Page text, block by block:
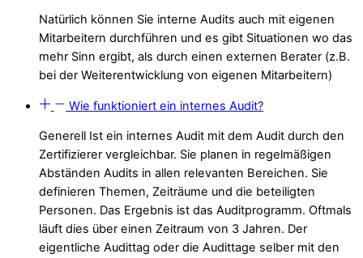
Natürlich können Sie interne Audits auch mit eigenen
Mitarbeitern durchführen und es gibt Situationen wo das
mehr Sinn ergibt, als durch einen externen Berater (z.B.
bei der Weiterentwicklung von eigenen Mitarbeitern)
Wie funktioniert ein internes Audit?
Generell Ist ein internes Audit mit dem Audit durch den
Zertifizierer vergleichbar. Sie planen in regelmäßigen
Abständen Audits in allen relevanten Bereichen. Sie
definieren Themen, Zeiträume und die beteiligten
Personen. Das Ergebnis ist das Auditprogramm. Oftmals
läuft dies über einen Zeitraum von 3 Jahren. Der
eigentliche Audittag oder die Audittage selber mit den